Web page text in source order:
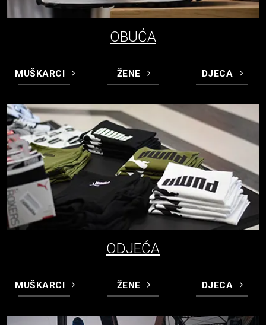
OBUĆA
MUŠKARCI ŽENE DJECA
ODJEĆA
MUŠKARCI ŽENE DJECA